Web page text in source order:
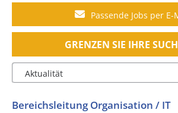
Passende Jobs per E-
GRENZEN SIE IHRE
Bereichsleitung Organisation / IT